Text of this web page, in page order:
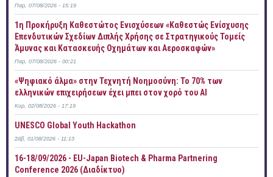
Παρ, 07/08/2026 - 15:19
1η Προκήρυξη Καθεστώτος Ενισχύσεων «Καθεστώς Ενίσχυσης
Επενδυτικών Σχεδίων Διπλής Χρήσης σε Στρατηγικούς Τομείς
Άμυνας και Κατασκευής Οχημάτων και Αεροσκαφών»
Παρ, 07/08/2026 - 00:21
«Ψηφιακό άλμα» στην Τεχνητή Νοημοσύνη: Το 70% των
ελληνικών επιχειρήσεων έχει μπει στον χορό του AI
Κυρ, 02/08/2026 - 17:19
UNESCO Global Youth Hackathon
Σάβ, 01/08/2026 - 11:13
16-18/09/2026 - EU-Japan Biotech & Pharma Partnering
Conference 2026 (Διαδίκτυο)